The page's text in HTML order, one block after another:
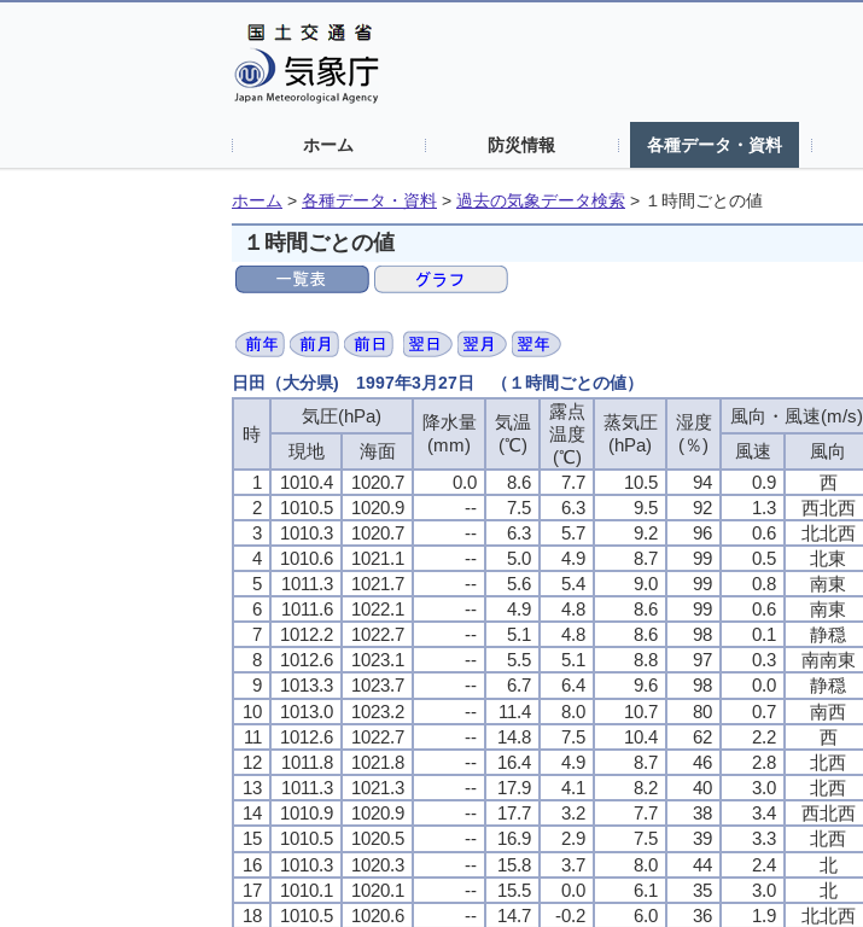
ホーム 防災情報 各種データ・資料
ホーム > 各種データ・資料 > 過去の気象データ検索 > １時間ごとの値
１時間ごとの値
日田（大分県) 1997年3月27日 （１時間ごとの値）
時
気圧(hPa)
降水量
(mm)
気温
(℃)
露点
温度
(℃)
蒸気圧
(hPa)
湿度
(％)
風向・風速(m/s)
現地 海面 風速 風向
1
1010.4 1020.7 0.0 8.6 7.7 10.5 94 0.9
西
2
1010.5 1020.9 -- 7.5 6.3 9.5 92 1.3
西北西
3
1010.3 1020.7 -- 6.3 5.7 9.2 96 0.6
北北西
4
1010.6 1021.1 -- 5.0 4.9 8.7 99 0.5
北東
5
1011.3 1021.7 -- 5.6 5.4 9.0 99 0.8
南東
6
1011.6 1022.1 -- 4.9 4.8 8.6 99 0.6
南東
7
1012.2 1022.7 -- 5.1 4.8 8.6 98 0.1 静穏
8
1012.6 1023.1 -- 5.5 5.1 8.8 97 0.3 南南東
9
1013.3 1023.7 -- 6.7 6.4 9.6 98 0.0 静穏
10
1013.0 1023.2 -- 11.4 8.0 10.7 80 0.7 南西
11
1012.6 1022.7 -- 14.8 7.5 10.4 62 2.2 西
12
1011.8 1021.8 -- 16.4 4.9 8.7 46 2.8 北西
13
1011.3 1021.3 -- 17.9 4.1 8.2 40 3.0 北西
14
1010.9 1020.9 -- 17.7 3.2 7.7 38 3.4 西北西
15
1010.5 1020.5 -- 16.9 2.9 7.5 39 3.3 北西
16
1010.3 1020.3 -- 15.8 3.7 8.0 44 2.4 北
17
1010.1 1020.1 -- 15.5 0.0 6.1 35 3.0 北
18
1010.5 1020.6 -- 14.7 -0.2 6.0 36 1.9 北北西